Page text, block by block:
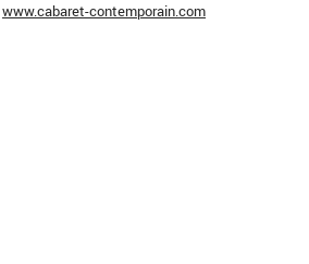
www.cabaret-contemporain.com